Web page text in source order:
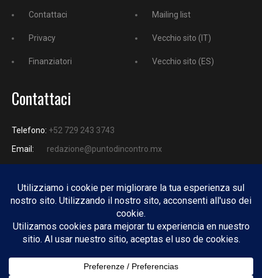
Contattaci
Privacy
Finanziatori
Mailing list
Vecchio sito (IT)
Vecchio sito (ES)
Contattaci
Telefono: +52 729 243 3743
Email:
redazione@puntodincontro.mx
PUNTODINCONTRO